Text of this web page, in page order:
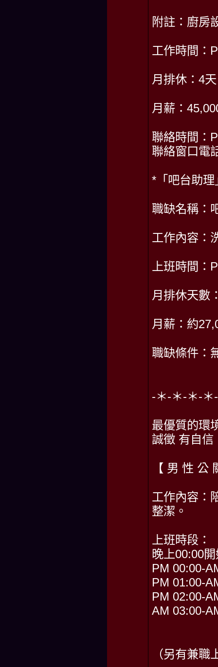
附註：廚房
工作時間：
月排休：4天
月薪：
聯絡時間：
聯絡窗口電
*「吧台助理
職缺名稱：
工作內容：
上班時間：
月排休天數
月薪：約
職缺條件：
-＊-＊-＊-
最優質的環
誠徵 有自
【 男 性 公
工作內容：
整潔。
上班時段：
晚上00:00
PM 00:00-
PM 01:00-
PM 02:00-
AM 03:00-
（另有兼職